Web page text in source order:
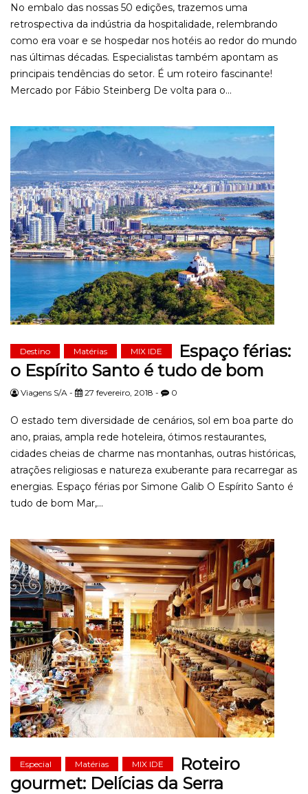
No embalo das nossas 50 edições, trazemos uma
retrospectiva da indústria da hospitalidade, relembrando
como era voar e se hospedar nos hotéis ao redor do mundo
nas últimas décadas. Especialistas também apontam as
principais tendências do setor. É um roteiro fascinante!
Mercado por Fábio Steinberg De volta para o...
Destino Matérias MIX IDE
Espaço férias:
o Espírito Santo é tudo de bom
Viagens S/A - 27 fevereiro, 2018 - 0
O estado tem diversidade de cenários, sol em boa parte do
ano, praias, ampla rede hoteleira, ótimos restaurantes,
cidades cheias de charme nas montanhas, outras históricas,
atrações religiosas e natureza exuberante para recarregar as
energias. Espaço férias por Simone Galib O Espírito Santo é
tudo de bom Mar,...
Especial Matérias MIX IDE
Roteiro
gourmet: Delícias da Serra